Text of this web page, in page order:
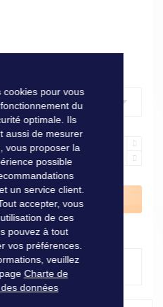
40 mm
au panier
cookies pour vous
du
optimale. Ils
aussi de mesurer
vous proposer la
possible
un service client.
accepter, vous
de ces
pouvez à tout
vos préférences.
veuillez
Charte de
données